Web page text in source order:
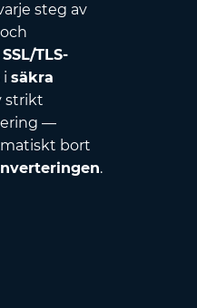
steg av
SSL/TLS-
i säkra
strikt
—
bort
.